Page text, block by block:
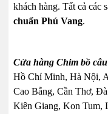
khách hàng. Tất cả các
chuẩn Phú Vang.
Cửa hàng Chim bồ
Hồ Chí Minh, Hà Nội,
Cao Bằng, Cần Thơ,
Kiên Giang, Kon Tum,